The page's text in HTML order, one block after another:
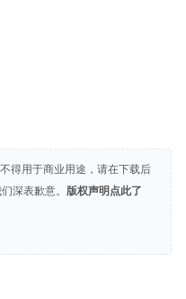
得用于商业用途，请在下载后
深表歉意。
版权声明点此了